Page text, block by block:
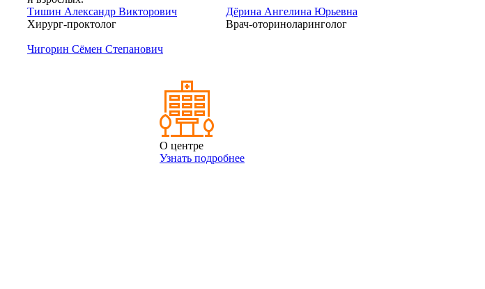
Тишин Александр Викторович
Хирург-проктолог
Дёрина Ангелина Юрьевна
Врач-оториноларинголог
Чигорин Сёмен Степанович
О центре
Узнать подробнее